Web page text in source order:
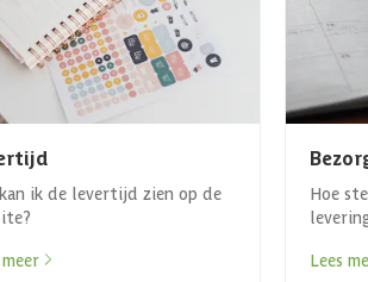
ik de levertijd zien op de
Hoe
Lees